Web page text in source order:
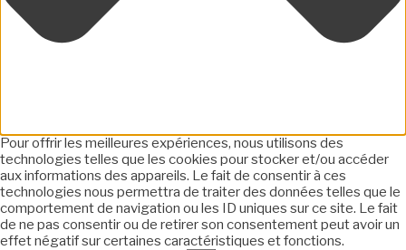
Pour offrir les meilleures expériences, nous utilisons des
technologies telles que les cookies pour stocker et/ou accéder
aux informations des appareils. Le fait de consentir à ces
technologies nous permettra de traiter des données telles que le
comportement de navigation ou les ID uniques sur ce site. Le fait
de ne pas consentir ou de retirer son consentement peut avoir un
effet négatif sur certaines caractéristiques et fonctions.